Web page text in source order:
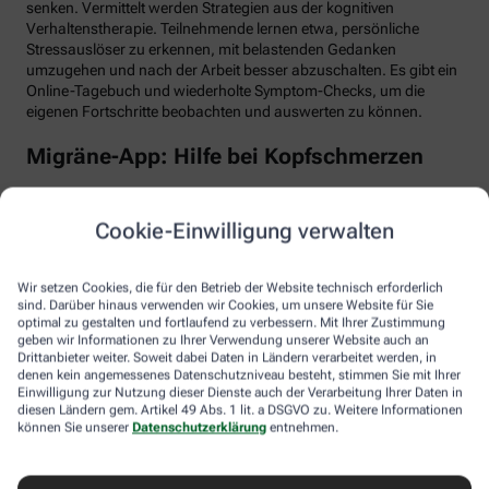
Cookie-Einwilligung verwalten
Wir setzen Cookies, die für den Betrieb der Website technisch erforderlich
sind. Darüber hinaus verwenden wir Cookies, um unsere Website für Sie
optimal zu gestalten und fortlaufend zu verbessern. Mit Ihrer Zustimmung
geben wir Informationen zu Ihrer Verwendung unserer Website auch an
Drittanbieter weiter. Soweit dabei Daten in Ländern verarbeitet werden, in
denen kein angemessenes Datenschutzniveau besteht, stimmen Sie mit Ihrer
Einwilligung zur Nutzung dieser Dienste auch der Verarbeitung Ihrer Daten in
diesen Ländern gem. Artikel 49 Abs. 1 lit. a DSGVO zu. Weitere Informationen
können Sie unserer Datenschutzerklärung entnehmen.
senken. Vermittelt werden Strategien aus der kognitiven
Verhaltenstherapie. Teilnehmende lernen etwa, persönliche
Stressauslöser zu erkennen, mit belastenden Gedanken
umzugehen und nach der Arbeit besser abzuschalten. Es gibt ein
Online-Tagebuch und wiederholte Symptom-Checks, um die
eigenen Fortschritte beobachten und auswerten zu können.
Migräne-App: Hilfe bei Kopfschmerzen
renommierten Schmerzklinik Kiel lässt sich übersichtlich
Das kann helfen, persönliche Muster zu erkennen und die
Attacken besser zu behandeln, etwa durch den optimalen
Einnahmezeitpunkt von Migräne-Medikamenten. Darüber hinaus
stellt die App viele nützliche Informationen zu Migräne bereit
sowie aktive Verfahren zur Entspannung und Stressbewältigung.
Aimo gesund bewegt: Digitaler Personal
Trainer